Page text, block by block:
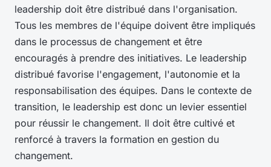
leadership doit être distribué dans l'organisation.
Tous les membres de l'équipe doivent être impliqués
dans le processus de changement et être
encouragés à prendre des initiatives. Le leadership
distribué favorise l'engagement, l'autonomie et la
responsabilisation des équipes. Dans le contexte de
transition, le leadership est donc un levier essentiel
pour réussir le changement. Il doit être cultivé et
renforcé à travers la formation en gestion du
changement.